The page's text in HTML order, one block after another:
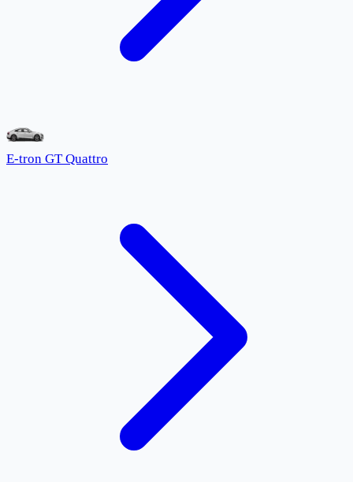
E-tron GT Quattro